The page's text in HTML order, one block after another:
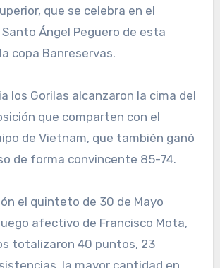
que se celebra en el
Ángel Peguero de esta
copa Banreservas.
los Gorilas alcanzaron la cima del
que comparten con el
de Vietnam, que también ganó
de forma convincente 85-74.
el quinteto de 30 de Mayo
afectivo de Francisco Mota,
totalizaron 40 puntos, 23